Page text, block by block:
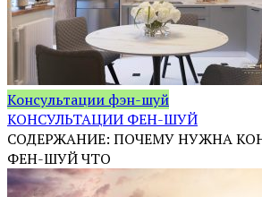
Консультации фэн-шуй
КОНСУЛЬТАЦИИ ФЕН-ШУЙ
СОДЕРЖАНИЕ: ПОЧЕМУ НУЖНА
ФЕН-ШУЙ ЧТО